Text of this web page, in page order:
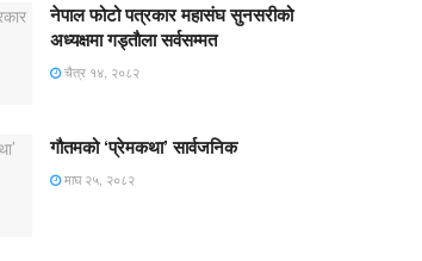
नेपाल फोटो पत्रकार महासंघ सुनसरीको
अध्यक्षमा गड्ताैला सर्वसम्मत
चैत्र १४, २०८२
गौतमको ‘प्रेमकथा’ सार्वजनिक
माघ २५, २०८२